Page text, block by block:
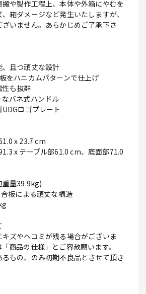
や製作工程上、本体や外箱にやむを
箱ダメージなど発生いたしますが、
いません。あらかじめご了承下さ
且つ頑丈な設計
をハニカムパターンで仕上げ
性も抜群
バネ式ハンドル
ロゴプレート
x 23.7 cm
x テーブル部61.0 cm、底面部71.0
重量39.9kg)
板による頑丈な構造
ズやヘコミが残る場合がございま
商品の仕様」とご容赦願います。
るもの、のみ初期不良品とさせて頂き